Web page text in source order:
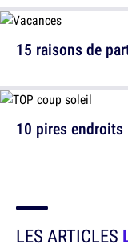
15 raisons de
10 pires
LES ARTICLES